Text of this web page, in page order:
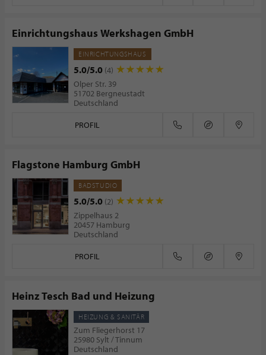
Einrichtungshaus Werkshagen GmbH
EINRICHTUNGSHAUS
5.0/5.0 (4)
Olper Str. 39
51702 Bergneustadt
Deutschland
PROFIL
Flagstone Hamburg GmbH
BADSTUDIO
5.0/5.0 (2)
Zippelhaus 2
20457 Hamburg
Deutschland
PROFIL
Heinz Tesch Bad und Heizung
HEIZUNG & SANITÄR
Zum Fliegerhorst 17
25980 Sylt / Tinnum
Deutschland